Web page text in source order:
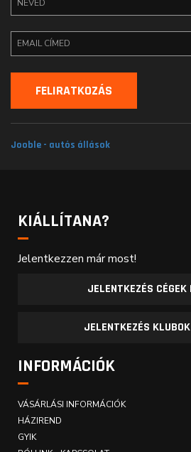
Jooble - autós állások
KIÁLLÍTANA?
Jelentkezzen már most!
JELENTKEZÉS CÉGEK
JELENTKEZÉS
INFORMÁCIÓK
VÁSÁRLÁSI INFORMÁCIÓK
HÁZIREND
GYIK